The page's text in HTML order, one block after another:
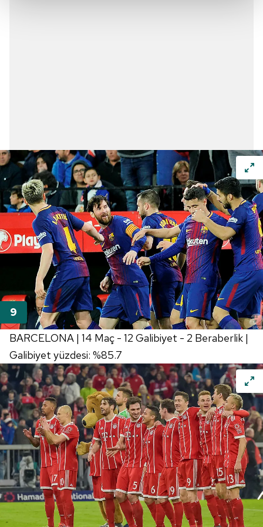
kılınması ve kişiselleştirilmesi ve sizlere yönelik
reklam/pazarlama faaliyetlerinin yapılması, amaçlarıyla
sınırlı olarak açık rızanız dahilinde kullanılacaktır.
Çerezlere ilişkin tercihlerinizi aşağıda yer alan panel
vasıtasıyla belirleyebilirsiniz. Çerezlere ilişkin detaylı bilgi
için Ayarlar butonuna tıklayabilir,Çerez Bilgilendirme
Metnimiziziyaret edebilirsiniz.
6698 sayılı Kişisel Verilerin Korunması Kanunu uyarınca
hazırlanmış Aydınlatma Metnimizi okumak ve sitemizde
ilgili mevzuata uygun olarak kullanılan çerezlerle ilgili bilgi
almak için lütfentıklayınız.
BARCELONA | 14 Maç - 12 Galibiyet - 2 Beraberlik |
Galibiyet yüzdesi: %85.7